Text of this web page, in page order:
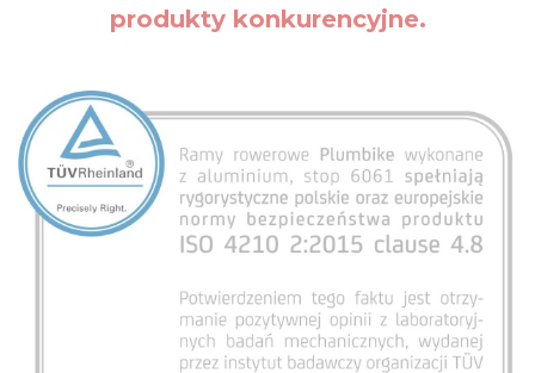
produkty konkurencyjne.